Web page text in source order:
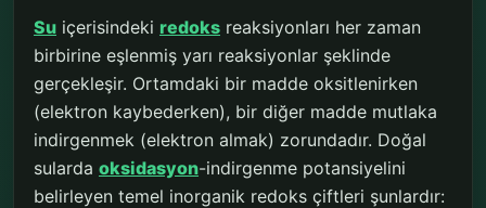
Su içerisindeki redoks reaksiyonları her zaman
birbirine eşlenmiş yarı reaksiyonlar şeklinde
gerçekleşir. Ortamdaki bir madde oksitlenirken
(elektron kaybederken), bir diğer madde mutlaka
indirgenmek (elektron almak) zorundadır. Doğal
sularda oksidasyon-indirgenme potansiyelini
belirleyen temel inorganik redoks çiftleri şunlardır: